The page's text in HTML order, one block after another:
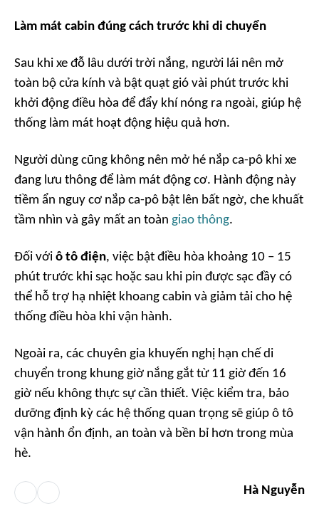
Làm mát cabin đúng cách trước khi di chuyển
Sau khi xe đỗ lâu dưới trời nắng, người lái nên mở
toàn bộ cửa kính và bật quạt gió vài phút trước khi
khởi động điều hòa để đẩy khí nóng ra ngoài, giúp hệ
thống làm mát hoạt động hiệu quả hơn.
Người dùng cũng không nên mở hé nắp ca-pô khi xe
đang lưu thông để làm mát động cơ. Hành động này
tiềm ẩn nguy cơ nắp ca-pô bật lên bất ngờ, che khuất
tầm nhìn và gây mất an toàn giao thông.
Đối với ô tô điện, việc bật điều hòa khoảng 10 – 15
phút trước khi sạc hoặc sau khi pin được sạc đầy có
thể hỗ trợ hạ nhiệt khoang cabin và giảm tải cho hệ
thống điều hòa khi vận hành.
Ngoài ra, các chuyên gia khuyến nghị hạn chế di
chuyển trong khung giờ nắng gắt từ 11 giờ đến 16
giờ nếu không thực sự cần thiết. Việc kiểm tra, bảo
dưỡng định kỳ các hệ thống quan trọng sẽ giúp ô tô
vận hành ổn định, an toàn và bền bỉ hơn trong mùa
hè.
Hà Nguyễn